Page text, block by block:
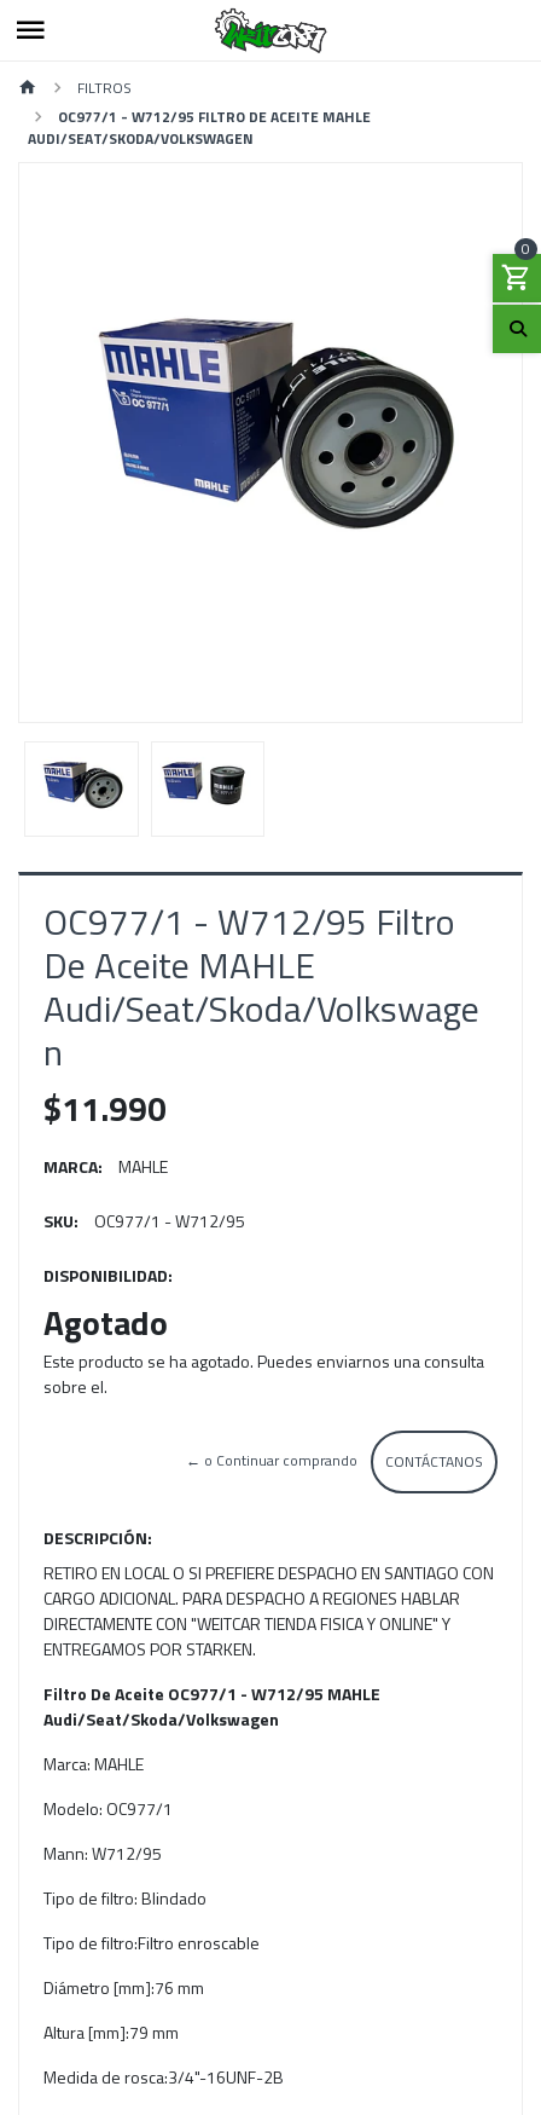
0
FILTROS
OC977/1 - W712/95 FILTRO DE ACEITE MAHLE
AUDI/SEAT/SKODA/VOLKSWAGEN
Previous
OC977/1 - W712/95 Filtro
De Aceite MAHLE
Audi/Seat/Skoda/Volkswage
n
$11.990
MARCA: MAHLE
SKU: OC977/1 - W712/95
DISPONIBILIDAD:
Agotado
Este producto se ha agotado. Puedes enviarnos una consulta
sobre el.
CONTÁCTANOS
← o Continuar comprando
DESCRIPCIÓN:
RETIRO EN LOCAL O SI PREFIERE DESPACHO EN SANTIAGO CON
CARGO ADICIONAL. PARA DESPACHO A REGIONES HABLAR
DIRECTAMENTE CON "WEITCAR TIENDA FISICA Y ONLINE" Y
ENTREGAMOS POR STARKEN.
Filtro De Aceite OC977/1 - W712/95 MAHLE
Audi/Seat/Skoda/Volkswagen
Marca: MAHLE
Modelo: OC977/1
Mann: W712/95
Tipo de filtro: Blindado
Tipo de filtro:Filtro enroscable
Diámetro [mm]:76 mm
Altura [mm]:79 mm
Medida de rosca:3/4"-16UNF-2B